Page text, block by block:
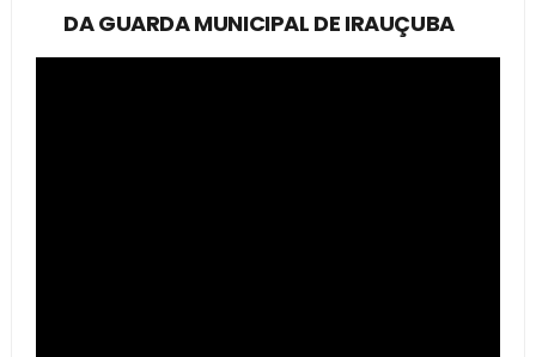
DA GUARDA MUNICIPAL DE IRAUÇUBA